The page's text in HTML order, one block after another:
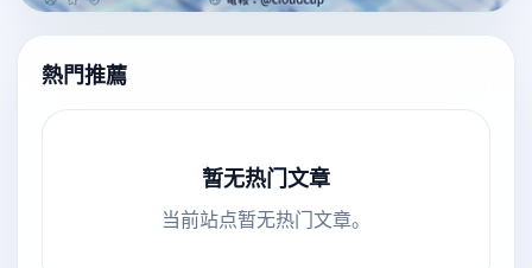
熱門推薦
暂无热门文章
当前站点暂无热门文章。